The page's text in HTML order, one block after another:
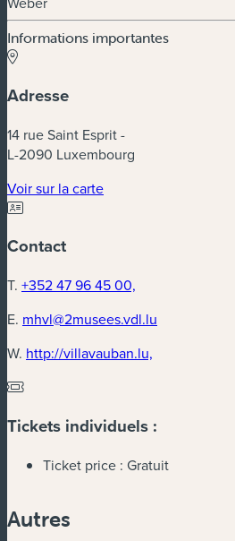
Informations importantes
Adresse
14 rue Saint Esprit -
L-2090 Luxembourg
Voir sur la carte
Contact
T. +352 47 96 45 00,
E. mhvl@2musees.vdl.lu
W. http://villavauban.lu,
Tickets individuels :
Ticket price : Gratuit
Autres